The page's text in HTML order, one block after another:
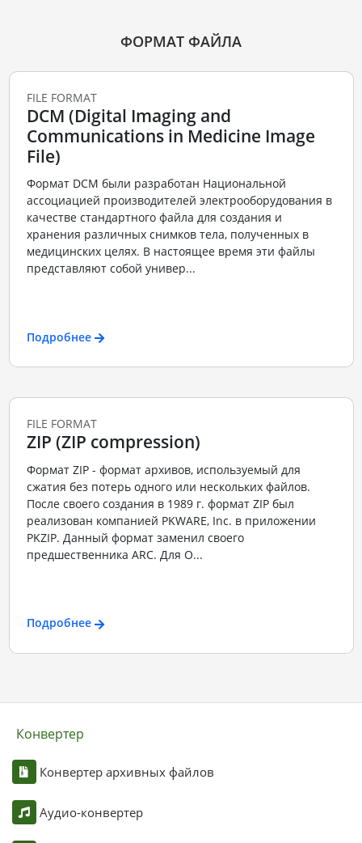
ФОРМАТ ФАЙЛА
FILE FORMAT
DCM (Digital Imaging and
Communications in Medicine Image
File)
Формат DCM были разработан Национальной
ассоциацией производителей электрооборудования в
качестве стандартного файла для создания и
хранения различных снимков тела, полученных в
медицинских целях. В настоящее время эти файлы
представляют собой универ...
Подробнее
FILE FORMAT
ZIP (ZIP compression)
Формат ZIP - формат архивов, используемый для
сжатия без потерь одного или нескольких файлов.
После своего создания в 1989 г. формат ZIP был
реализован компанией PKWARE, Inc. в приложении
PKZIP. Данный формат заменил своего
предшественника ARC. Для О...
Подробнее
Конвертер
Конвертер архивных файлов
Аудио-конвертер